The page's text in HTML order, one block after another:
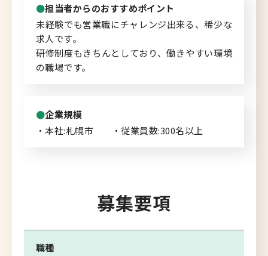
お問い合わせ
担当者からのおすすめポイント
未経験でも営業職にチャレンジ出来る、稀少な
求人です。
研修制度もきちんとしており、働きやすい環境
の職場です。
企業規模
・本社:札幌市 ・従業員数:300名以上
募集要項
職種